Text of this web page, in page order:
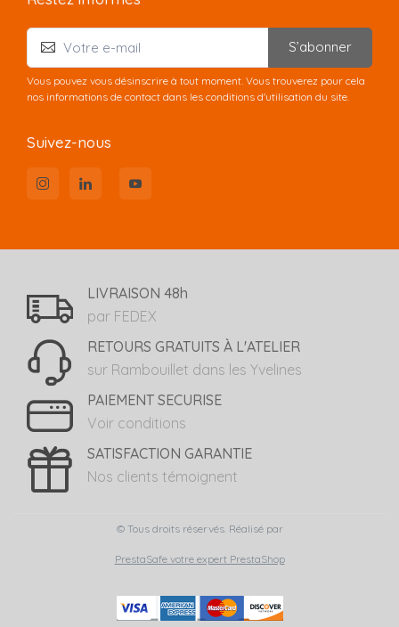
S’abonner
Vous pouvez vous désinscrire à tout moment. Vous trouverez pour cela
nos informations de contact dans les conditions d'utilisation du site.
Suivez-nous
LIVRAISON 48h
par FEDEX
RETOURS GRATUITS À L'ATELIER
sur Rambouillet dans les Yvelines
PAIEMENT SECURISE
Voir conditions
SATISFACTION GARANTIE
Nos clients témoignent
© Tous droits réservés. Réalisé par
PrestaSafe votre expert PrestaShop